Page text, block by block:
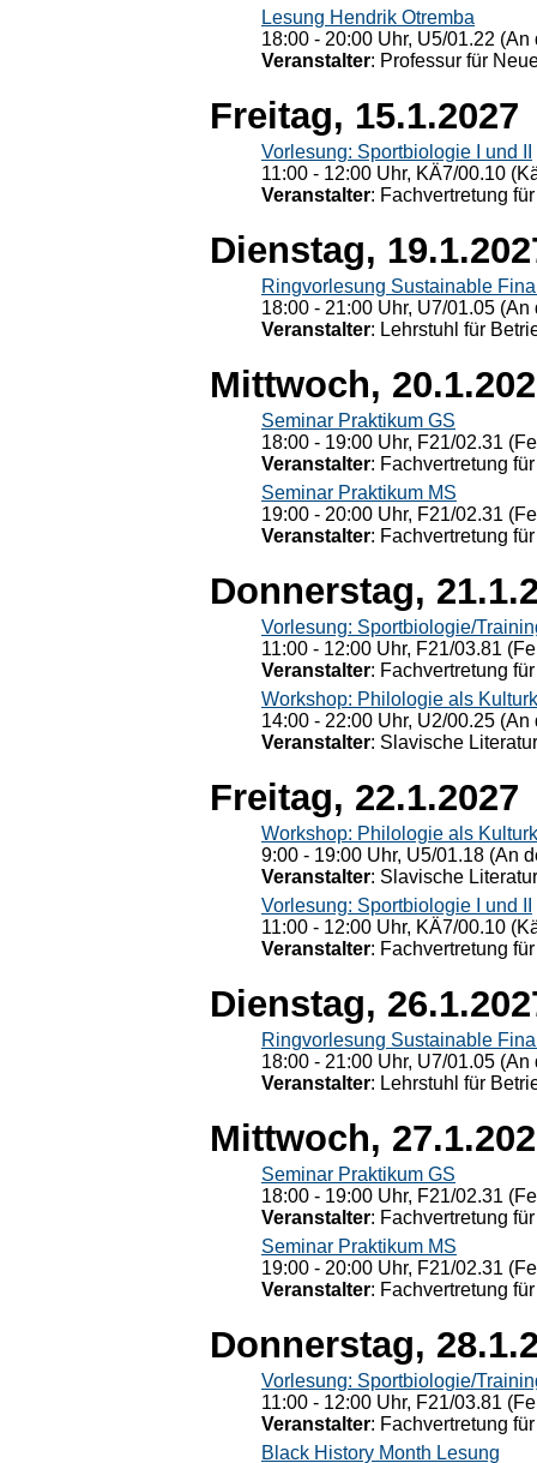
Lesung Hendrik Otremba
18:00 - 20:00 Uhr, U5/01.22
Veranstalter: Professur für
Freitag, 15.1.2027
Vorlesung: Sportbiologie I und II
11:00 - 12:00 Uhr, KÄ7/00.10
Veranstalter: Fachvertretung
Dienstag,
Ringvorlesung Sustainable
18:00 - 21:00 Uhr, U7/01.05
Veranstalter: Lehrstuhl für
Mittwoch,
Seminar Praktikum GS
18:00 - 19:00 Uhr, F21/02.31
Veranstalter: Fachvertretung
Seminar Praktikum MS
19:00 - 20:00 Uhr, F21/02.31
Veranstalter: Fachvertretung
Donnerstag,
Vorlesung: Sportbiologie/
11:00 - 12:00 Uhr, F21/03.81
Veranstalter: Fachvertretung
Workshop: Philologie als
14:00 - 22:00 Uhr, U2/00.25
Veranstalter: Slavische
Freitag, 22.1.2027
Workshop: Philologie als
9:00 - 19:00 Uhr, U5/01.18 (An
Veranstalter: Slavische
Vorlesung: Sportbiologie I und II
11:00 - 12:00 Uhr, KÄ7/00.10
Veranstalter: Fachvertretung
Dienstag,
Ringvorlesung Sustainable
18:00 - 21:00 Uhr, U7/01.05
Veranstalter: Lehrstuhl für
Mittwoch,
Seminar Praktikum GS
18:00 - 19:00 Uhr, F21/02.31
Veranstalter: Fachvertretung
Seminar Praktikum MS
19:00 - 20:00 Uhr, F21/02.31
Veranstalter: Fachvertretung
Donnerstag,
Vorlesung: Sportbiologie/
11:00 - 12:00 Uhr, F21/03.81
Veranstalter: Fachvertretung
Black History Month Lesung